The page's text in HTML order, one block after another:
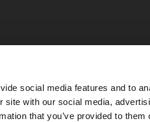
social media features and to
site with our social media,
that you’ve provided to them